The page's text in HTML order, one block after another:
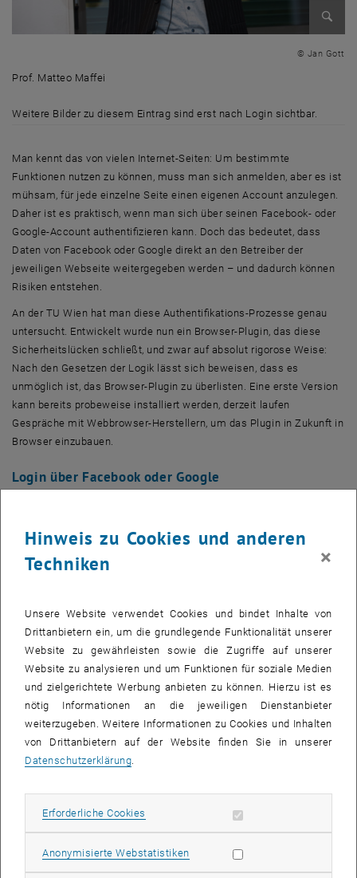
© Jan Gott
Prof. Matteo Maffei
Weitere Bilder zu diesem Eintrag sind erst nach Login sichtbar.
Man kennt das von vielen Internet-Seiten: Um bestimmte
Funktionen nutzen zu können, muss man sich anmelden, aber es ist
mühsam, für jede einzelne Seite einen eigenen Account anzulegen.
Daher ist es praktisch, wenn man sich über seinen Facebook- oder
Google-Account authentifizieren kann. Doch das bedeutet, dass
Daten von Facebook oder Google direkt an den Betreiber der
jeweiligen Webseite weitergegeben werden – und dadurch können
Risiken entstehen.
An der TU Wien hat man diese Authentifikations-Prozesse genau
untersucht. Entwickelt wurde nun ein Browser-Plugin, das diese
Sicherheitslücken schließt, und zwar auf absolut rigorose Weise:
Nach den Gesetzen der Logik lässt sich beweisen, dass es
unmöglich ist, das Browser-Plugin zu überlisten. Eine erste Version
kann bereits probeweise installiert werden, derzeit laufen
Gespräche mit Webbrowser-Herstellern, um das Plugin in Zukunft in
Browser einzubauen.
Login über Facebook oder Google
vom Institut für Logic and Computation der TU Wien. „Man kann sich
etwa über den Facebook-Account bei Instagram anmelden, oder auf
verschiedenen Online-Foren von Blogs oder Online-Magazinen.“
möchte, Daten direkt von Facebook oder Google. Allerdings ist dabei
nicht klar zu sehen, welche Programme auf dieser Webseite noch
laufen und eventuell gefährliche Aktionen setzen.
Möglich ist etwa, dass die Social-Media-Zugangsdaten, mit denen
man sich authentifiziert, verbotenerweise verwendet werden, um
zusätzliche Information abzusaugen. „Das attackierende Programm
kann dann auf persönliche Daten zugreifen, Listen von Freunden
abfragen oder sogar herausfinden, welche Seiten ich besucht habe.
Im schlimmsten Fall kann es sogar meinen Social-Media-Account
Sicherheit, die sich beweisen lässt
als Barriere zwischen bösartigen Scripts und dem Browser auftritt.
Hinweis zu Cookies und anderen
Techniken
×
Unsere Website verwendet Cookies und bindet Inhalte von
Drittanbietern ein, um die grundlegende Funktionalität unserer
Website zu gewährleisten sowie die Zugriffe auf unserer
Website zu analysieren und um Funktionen für soziale Medien
und zielgerichtete Werbung anbieten zu können. Hierzu ist es
nötig Informationen an die jeweiligen Dienstanbieter
weiterzugeben. Weitere Informationen zu Cookies und Inhalten
von Drittanbietern auf der Website finden Sie in unserer
Datenschutzerklärung
Erforderliche Cookies Erforderliche Cookies zulassen
Anonymisierte WebstatistikenStatistik Cookies zulassen